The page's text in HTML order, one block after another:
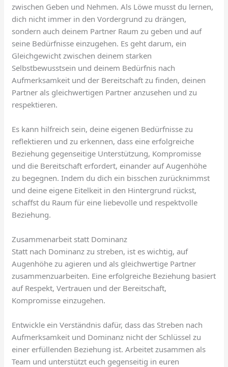
zwischen Geben und Nehmen. Als Löwe musst du lernen,
dich nicht immer in den Vordergrund zu drängen,
sondern auch deinem Partner Raum zu geben und auf
seine Bedürfnisse einzugehen. Es geht darum, ein
Gleichgewicht zwischen deinem starken
Selbstbewusstsein und deinem Bedürfnis nach
Aufmerksamkeit und der Bereitschaft zu finden, deinen
Partner als gleichwertigen Partner anzusehen und zu
respektieren.
Es kann hilfreich sein, deine eigenen Bedürfnisse zu
reflektieren und zu erkennen, dass eine erfolgreiche
Beziehung gegenseitige Unterstützung, Kompromisse
und die Bereitschaft erfordert, einander auf Augenhöhe
zu begegnen. Indem du dich ein bisschen zurücknimmst
und deine eigene Eitelkeit in den Hintergrund rückst,
schaffst du Raum für eine liebevolle und respektvolle
Beziehung.
Zusammenarbeit statt Dominanz
Statt nach Dominanz zu streben, ist es wichtig, auf
Augenhöhe zu agieren und als gleichwertige Partner
zusammenzuarbeiten. Eine erfolgreiche Beziehung basiert
auf Respekt, Vertrauen und der Bereitschaft,
Kompromisse einzugehen.
Entwickle ein Verständnis dafür, dass das Streben nach
Aufmerksamkeit und Dominanz nicht der Schlüssel zu
einer erfüllenden Beziehung ist. Arbeitet zusammen als
Team und unterstützt euch gegenseitig in euren